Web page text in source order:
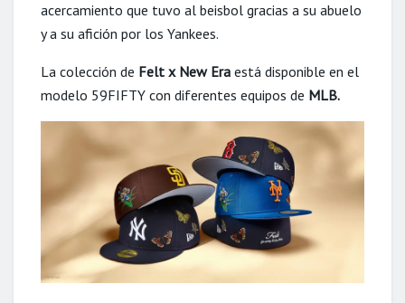
acercamiento que tuvo al beisbol gracias a su abuelo
y a su afición por los Yankees.
La colección de Felt x New Era está disponible en el
modelo 59FIFTY con diferentes equipos de MLB.